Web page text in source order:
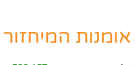
אומנות המיחזור